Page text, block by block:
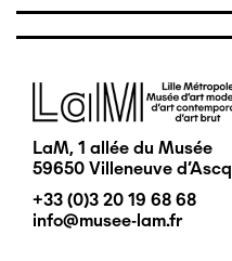
Image
LaM, 1 allée du Musée
59650 Villeneuve d'Ascq
+33 (0)3 20 19 68 68
info@musee-lam.fr